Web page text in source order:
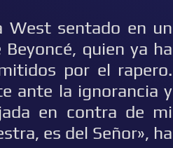
West sentado en un
quien ya ha
por el rapero.
ante la ignorancia y
en contra de mi
es del Señor», ha